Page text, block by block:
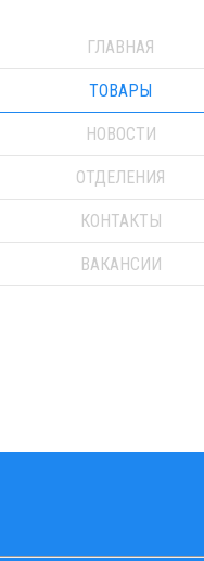
ГЛАВНАЯ
ТОВАРЫ
НОВОСТИ
ОТДЕЛЕНИЯ
КОНТАКТЫ
ВАКАНСИИ